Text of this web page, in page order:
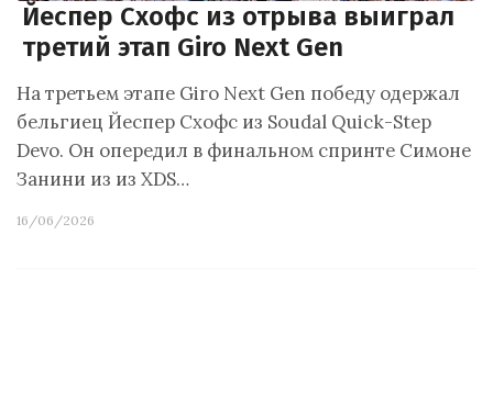
Йеспер Схофс из отрыва выиграл
третий этап Giro Next Gen
На третьем этапе Giro Next Gen победу одержал
бельгиец Йеспер Схофс из Soudal Quick-Step
Devo. Он опередил в финальном спринте Симоне
Занини из из XDS…
16/06/2026